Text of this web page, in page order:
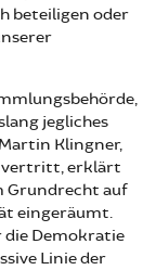
beteiligen oder
jegliches
Klingner,
vertritt, erklärt
Grundrecht auf
eingeräumt.
die Demokratie
Linie der